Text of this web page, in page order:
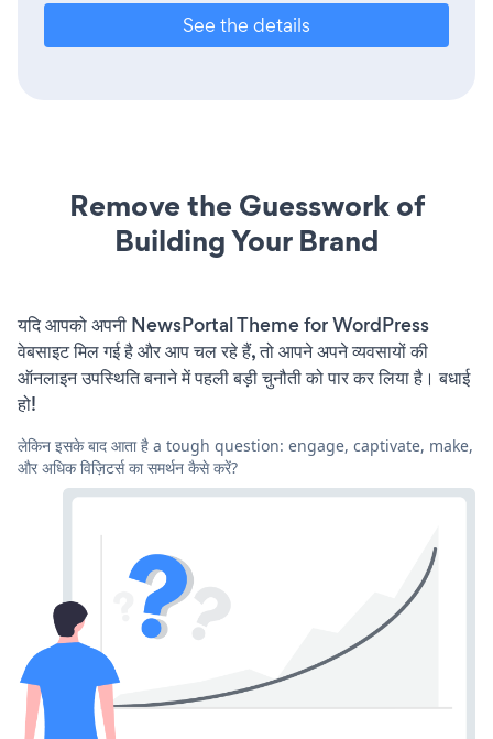
See the details
Remove the Guesswork of
Building Your Brand
यदि आपको अपनी NewsPortal Theme for WordPress
वेबसाइट मिल गई है और आप चल रहे हैं, तो आपने अपने व्यवसायों की
ऑनलाइन उपस्थिति बनाने में पहली बड़ी चुनौती को पार कर लिया है। बधाई
हो!
लेकिन इसके बाद आता है a tough question: engage, captivate, make,
और अधिक विज़िटर्स का समर्थन कैसे करें?